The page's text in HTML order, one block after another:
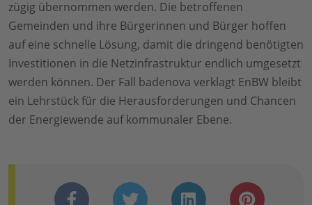
zügig übernommen werden. Die betroffenen
Gemeinden und ihre Bürgerinnen und Bürger hoffen
auf eine schnelle Lösung, damit die dringend benötigten
Investitionen in die Netzinfrastruktur endlich umgesetzt
werden können. Der Fall badenova verklagt EnBW bleibt
ein Lehrstück für die Herausforderungen und Chancen
der Energiewende auf kommunaler Ebene.